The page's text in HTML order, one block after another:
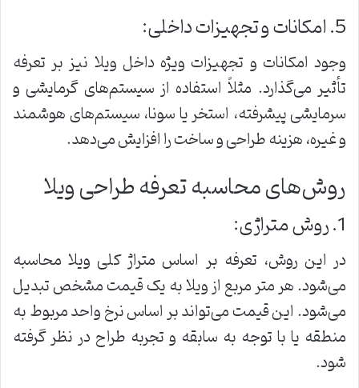
5. امکانات و تجهیزات داخلی:
وجود امکانات و تجهیزات ویژه داخل ویلا نیز بر تعرفه
تأثیر می‌گذارد. مثلاً استفاده از سیستم‌های گرمایشی و
سرمایشی پیشرفته، استخر یا سونا، سیستم‌های هوشمند
و غیره، هزینه طراحی و ساخت را افزایش می‌دهد.
روش‌های محاسبه تعرفه طراحی ویلا
1. روش متراژی:
در این روش، تعرفه بر اساس متراژ کلی ویلا محاسبه
می‌شود. هر متر مربع از ویلا به یک قیمت مشخص تبدیل
می‌شود. این قیمت می‌تواند بر اساس نرخ واحد مربوط به
منطقه یا با توجه به سابقه و تجربه طراح در نظر گرفته
شود.